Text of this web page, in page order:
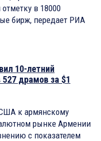
в 18000
бирж, передает РИА
10-летний
драмов за $1
к армянскому
рынке Армении
с показателем